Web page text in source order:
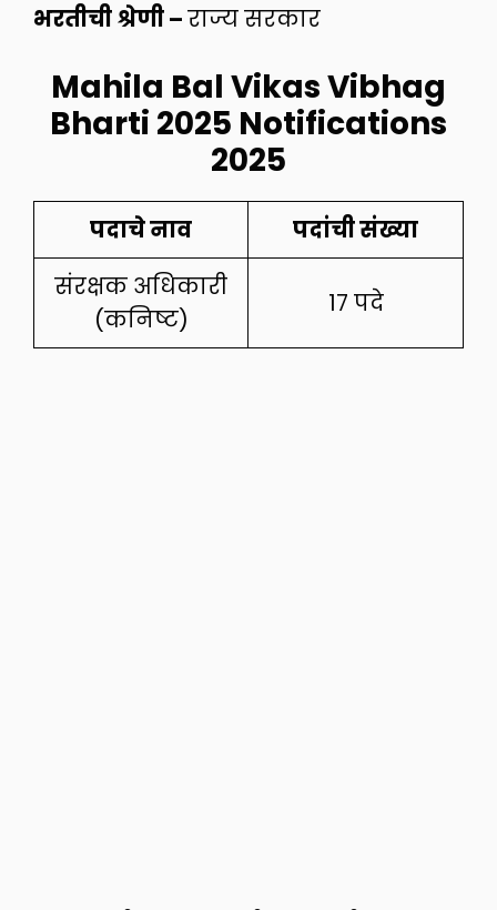
भरतीची श्रेणी –राज्य सरकार
Mahila Bal Vikas Vibhag
Bharti 2025 Notifications
2025
पदाचे नाव
पदांची संख्या
संरक्षक अधिकारी
(कनिष्ट)
17 पदे